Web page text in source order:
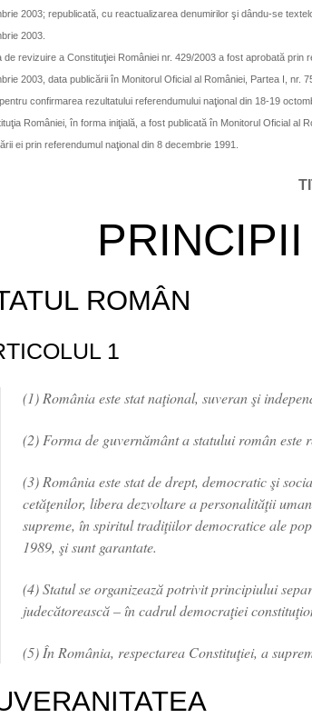
2003; republicată, cu reactualizarea denumirilor şi dându-se
2003.
de revizuire a Constituţiei României nr. 429/2003 a fost aprobată
2003, data publicării în Monitorul Oficial al României, Partea I, nr.
confirmarea rezultatului referendumului naţional din 18-19
României, în forma iniţială, a fost publicată în Monitorul Oficial al
ei prin referendumul naţional din 8 decembrie 1991.
ROMÂN
1
(1) România este stat naţional, suveran şi
(2) Forma de guvernământ a statului român este
(3) România este stat de drept, democratic şi
cetăţenilor, libera dezvoltare a personalităţii
supreme, în spiritul tradiţiilor democratice ale
1989, şi sunt garantate.
(4) Statul se organizează potrivit principiului
judecătorească – în cadrul democraţiei
(5) În România, respectarea Constituţiei, a